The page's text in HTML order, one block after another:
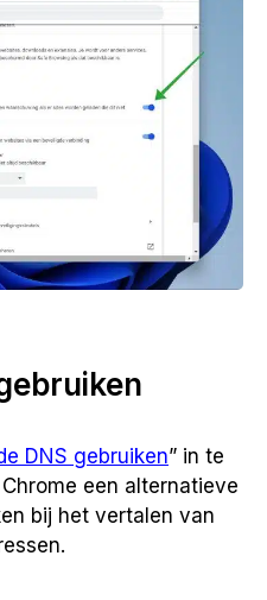
DNS gebruiken” in te
een alternatieve
bij het vertalen van